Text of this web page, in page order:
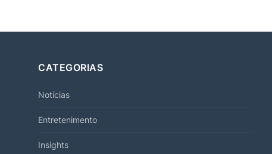
CATEGORIAS
Notícias
Entretenimento
Insights